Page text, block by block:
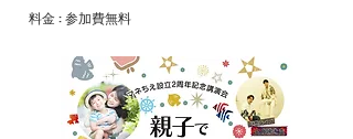
​料金 : 参加費無料